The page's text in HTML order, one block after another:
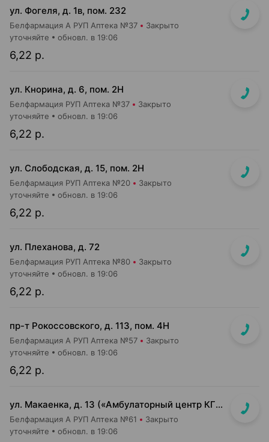
ул. Фогеля, д. 1в, пом. 232
Белфармация А РУП Аптека №37 Закрыто
6,22 р.
уточняйте обновл. в 19:06
ул. Кнорина, д. 6, пом. 2Н
Белфармация РУП Аптека №37 Закрыто
6,22 р.
уточняйте обновл. в 19:06
ул. Слободская, д. 15, пом. 2Н
Белфармация РУП Аптека №20 Закрыто
6,22 р.
уточняйте обновл. в 19:06
ул. Плеханова, д. 72
Белфармация РУП Аптека №80 Закрыто
6,22 р.
уточняйте обновл. в 19:06
пр-т Рокоссовского, д. 113, пом. 4Н
Белфармация А РУП Аптека №57 Закрыто
6,22 р.
уточняйте обновл. в 19:06
ул. Макаенка, д. 13 («Амбулаторный центр КГБ»)
Белфармация А РУП Аптека №61 Закрыто
уточняйте обновл. в 19:06